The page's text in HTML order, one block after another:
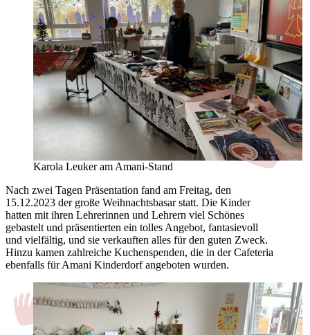
Karola Leuker am Amani-Stand
Nach zwei Tagen Präsentation fand am Freitag, den
15.12.2023 der große Weihnachtsbasar statt. Die Kinder
hatten mit ihren Lehrerinnen und Lehrern viel Schönes
gebastelt und präsentierten ein tolles Angebot, fantasievoll
und vielfältig, und sie verkauften alles für den guten Zweck.
Hinzu kamen zahlreiche Kuchenspenden, die in der Cafeteria
ebenfalls für Amani Kinderdorf angeboten wurden.